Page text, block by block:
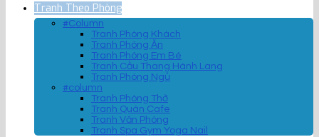
Tranh Theo Phòng
#Column
Tranh Phòng Khách
Tranh Phòng Ăn
Tranh Phòng Em Bé
Tranh Cầu Thang Hành Lang
Tranh Phòng Ngủ
#column
Tranh Phòng Thờ
Tranh Quán Cafe
Tranh Văn Phòng
Tranh Spa Gym Yoga Nail